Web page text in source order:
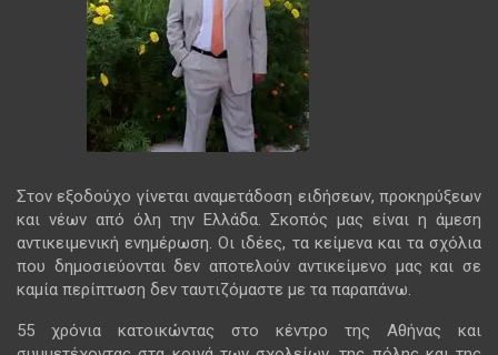
Στον εξοδούχο γίνεται αναμετάδοση ειδήσεων, προκηρύξεων
και νέων από όλη την Ελλάδα. Σκοπός μας είναι η άμεση
αντικειμενική ενημέρωση. Οι ιδέες, τα κείμενα και τα σχόλια
που δημοσιεύονται δεν αποτελούν αντικείμενο μας και σε
καμία περίπτωση δεν ταυτιζόμαστε με τα παραπάνω.
55 χρόνια κατοικώντας στο κέντρο της Αθήνας και